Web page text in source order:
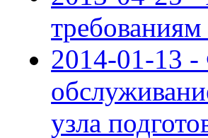
2014-01-13
узла